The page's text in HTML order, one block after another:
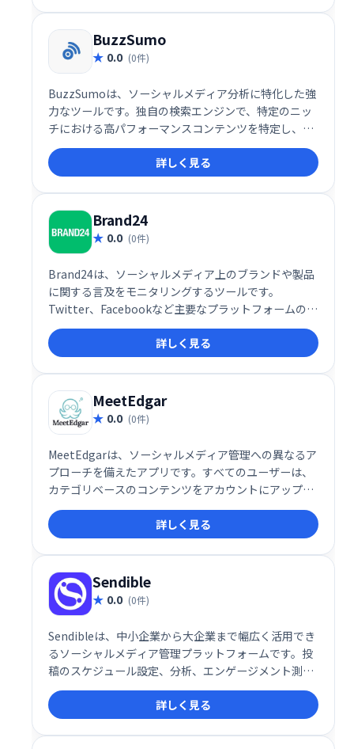
BuzzSumo
0.0 (0件)
BuzzSumoは、ソーシャルメディア分析に特化した強
力なツールです。独自の検索エンジンで、特定のニッ
チにおける高パフォーマンスコンテンツを特定し、分
析できます。成功率に基づきコンテンツソースをリス
ト化し、効果的なソーシャルメディア戦略立案を支援
します。
詳しく見る
Brand24
0.0 (0件)
Brand24は、ソーシャルメディア上のブランドや製品
に関する言及をモニタリングするツールです。
Twitter、Facebookなど主要なプラットフォームの情
報を収集・分析し、ブランドの評判や顧客の意見をリ
アルタイムで把握できます。 ネガティブな意見への迅
速な対応や、ポジティブなフィードバックの活用によ
るマーケティング戦略の改善に役立ちます。
詳しく見る
MeetEdgar
0.0 (0件)
MeetEdgarは、ソーシャルメディア管理への異なるア
プローチを備えたアプリです。すべてのユーザーは、
カテゴリベースのコンテンツをアカウントにアップロ
ードし、アカウントがコンテンツを投稿したい時間帯
を作成するだけです。詳しく見る
Sendible
0.0 (0件)
Sendibleは、中小企業から大企業まで幅広く活用でき
るソーシャルメディア管理プラットフォームです。投
稿のスケジュール設定、分析、エンゲージメント測定
など、ソーシャルメディアマーケティングに必要な機
能を一つのダッシュボードで管理できます。ROI測定
も可能で、効果的なソーシャルメディア戦略の実現を
支援します。
詳しく見る